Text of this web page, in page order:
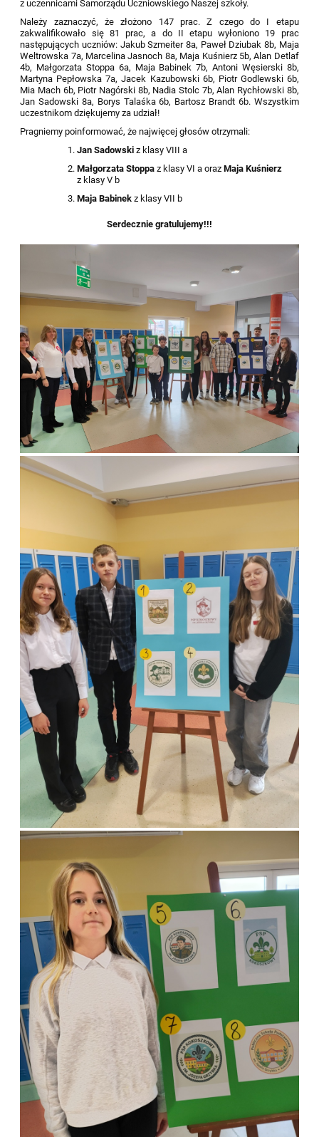
z uczennicami Samorządu Uczniowskiego Naszej szkoły.
Należy zaznaczyć, że złożono 147 prac. Z czego do I etapu
zakwalifikowało się 81 prac, a do II etapu wyłoniono 19 prac
następujących uczniów: Jakub Szmeiter 8a, Paweł Dziubak 8b, Maja
Weltrowska 7a, Marcelina Jasnoch 8a, Maja Kuśnierz 5b, Alan Detlaf
4b, Małgorzata Stoppa 6a, Maja Babinek 7b, Antoni Węsierski 8b,
Martyna Pepłowska 7a, Jacek Kazubowski 6b, Piotr Godlewski 6b,
Mia Mach 6b, Piotr Nagórski 8b, Nadia Stolc 7b, Alan Rychłowski 8b,
Jan Sadowski 8a, Borys Talaśka 6b, Bartosz Brandt 6b. Wszystkim
uczestnikom dziękujemy za udział!
Pragniemy poinformować, że najwięcej głosów otrzymali:
Jan Sadowski z klasy VIII a
Małgorzata Stoppa z klasy VI a orazMaja Kuśnierz
z klasy V b
Maja Babinek z klasy VII b
Serdecznie gratulujemy!!!